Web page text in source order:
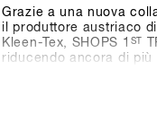
Grazie a una nuova
il produttore austriaco
Kleen-Tex, SHOPS 1 ST
riducendo ancora di più